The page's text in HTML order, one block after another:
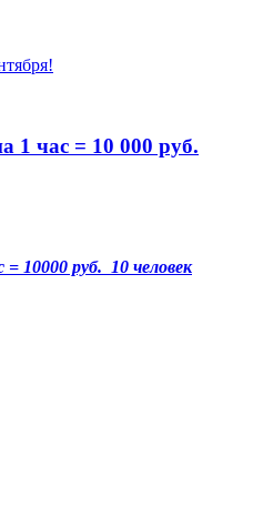
1 час = 10 000 руб.
= 10000 руб. 10 человек